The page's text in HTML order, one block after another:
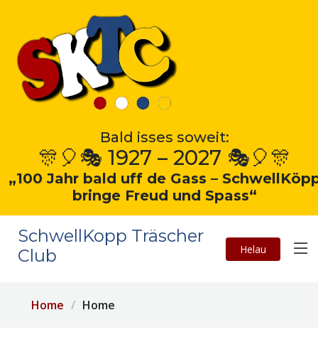
Bald isses soweit:
🎊🎈🎭 1927 – 2027 🎭🎈🎊
„100 Jahr bald uff de Gass –
bringe Freud und Spass“
SchwellKopp Träscher
Club
Helau
Home Home